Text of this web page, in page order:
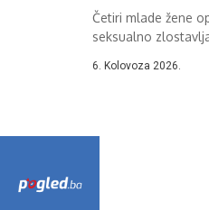
Četiri mlade žene
seksualno
6. Kolovoza 2026.